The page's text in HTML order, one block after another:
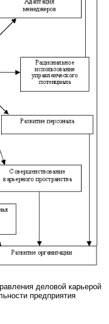
деловой карьерой
предприятия